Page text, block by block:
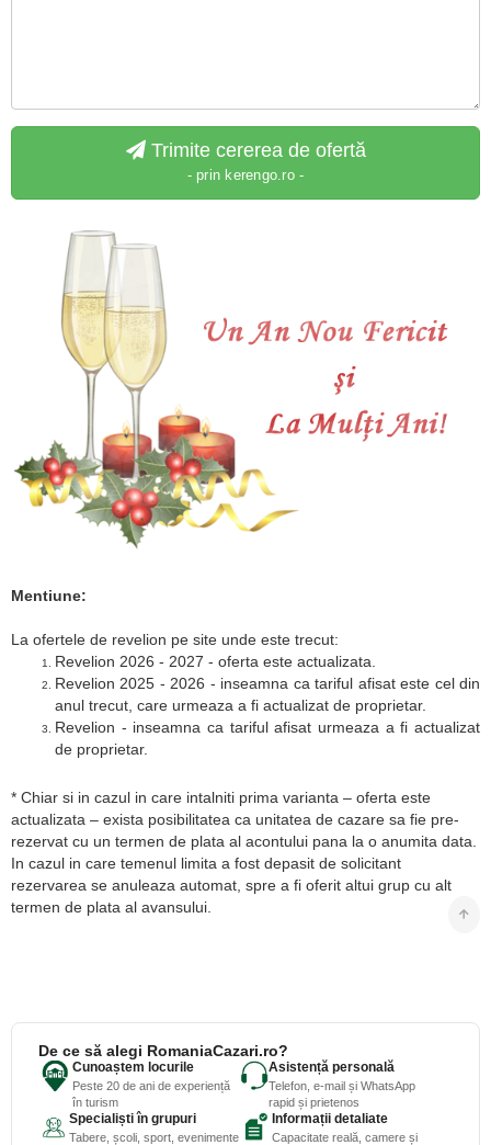
Trimite cererea de ofertă
- prin kerengo.ro -
Mentiune:
La ofertele de revelion pe site unde este trecut:
Revelion 2026 - 2027 - oferta este actualizata.
Revelion 2025 - 2026 - inseamna ca tariful afisat este cel din
anul trecut, care urmeaza a fi actualizat de proprietar.
Revelion - inseamna ca tariful afisat urmeaza a fi actualizat
de proprietar.
* Chiar si in cazul in care intalniti prima varianta – oferta este
actualizata – exista posibilitatea ca unitatea de cazare sa fie pre-
rezervat cu un termen de plata al acontului pana la o anumita data.
In cazul in care temenul limita a fost depasit de solicitant
rezervarea se anuleaza automat, spre a fi oferit altui grup cu alt
termen de plata al avansului.
De ce să alegi RomaniaCazari.ro?
Cunoaștem locurile
Peste 20 de ani de experiență
în turism
Asistență personală
Telefon, e-mail și WhatsApp
rapid și prietenos
Specialiști în grupuri
Tabere, școli, sport, evenimente
Informații detaliate
Capacitate reală, camere și